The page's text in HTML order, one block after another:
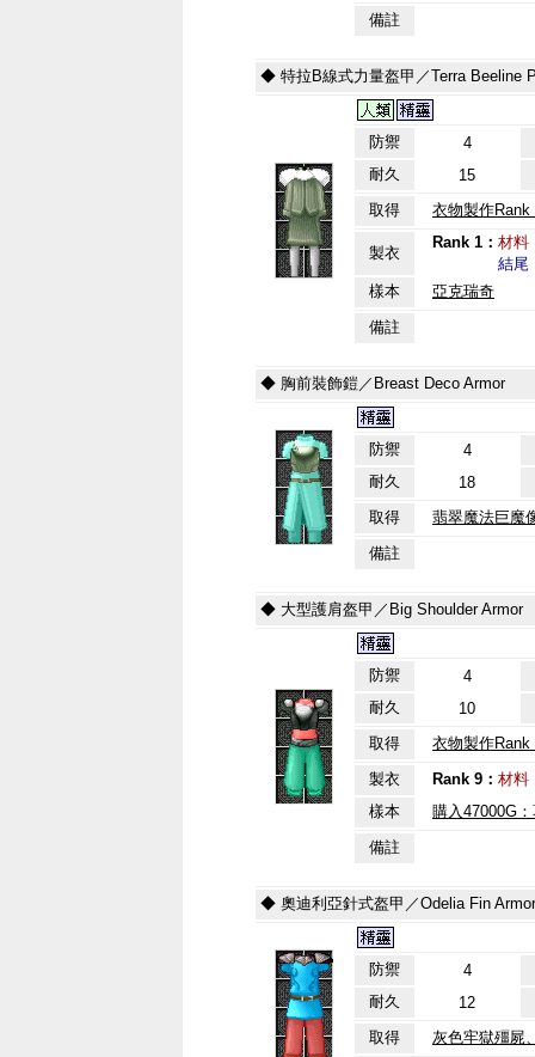
備註
◆ 特拉B線式力量盔甲／Terra Beeline
防禦
4
耐久
15
取得
衣物製作Rank
製衣
Rank 1： 材料
結尾
樣本
亞克瑞奇
備註
◆ 胸前裝飾鎧／Breast Deco Armor
防禦
4
耐久
18
取得
翡翠魔法巨魔
備註
◆ 大型護肩盔甲／Big Shoulder Armor
防禦
4
耐久
10
取得
衣物製作Rank
製衣
Rank 9： 材料
樣本
購入47000G
備註
◆ 奧迪利亞針式盔甲／Odelia Fin Armor
防禦
4
耐久
12
取得
灰色牢獄殭屍